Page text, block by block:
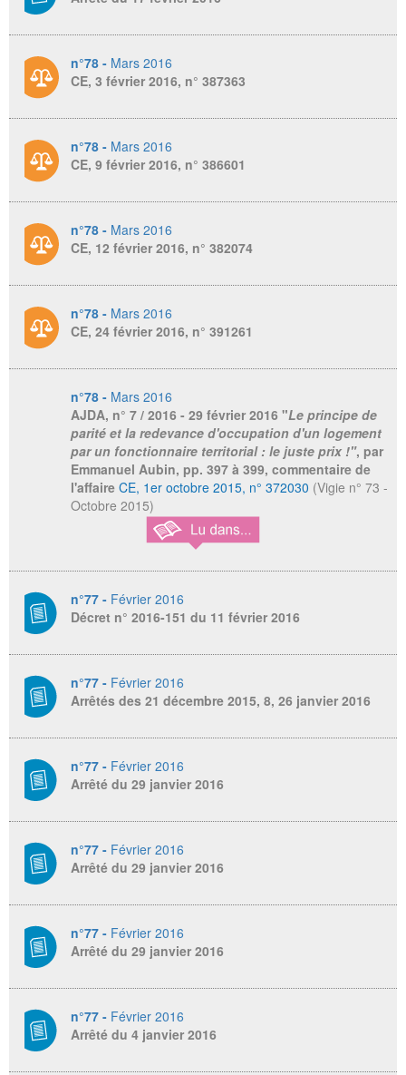
n°78 - Mars 2016
CE, 3 février 2016, n° 387363
n°78 - Mars 2016
CE, 9 février 2016, n° 386601
n°78 - Mars 2016
CE, 12 février 2016, n° 382074
n°78 - Mars 2016
CE, 24 février 2016, n° 391261
n°78 - Mars 2016
AJDA, n° 7 / 2016 - 29 février 2016 "Le principe de
parité et la redevance d'occupation d'un logement
par un fonctionnaire territorial : le juste prix !", par
Emmanuel Aubin, pp. 397 à 399, commentaire de
l'affaire CE, 1er octobre 2015, n° 372030 (Vigie n° 73 -
Octobre 2015)
n°77 - Février 2016
Décret n° 2016-151 du 11 février 2016
n°77 - Février 2016
Arrêtés des 21 décembre 2015, 8, 26 janvier 2016
n°77 - Février 2016
Arrêté du 29 janvier 2016
n°77 - Février 2016
Arrêté du 29 janvier 2016
n°77 - Février 2016
Arrêté du 29 janvier 2016
n°77 - Février 2016
Arrêté du 4 janvier 2016